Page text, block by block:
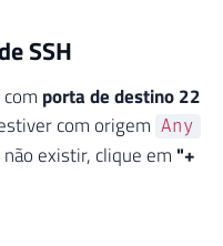
SSH
porta de destino 22
com origem Any
existir, clique em "+